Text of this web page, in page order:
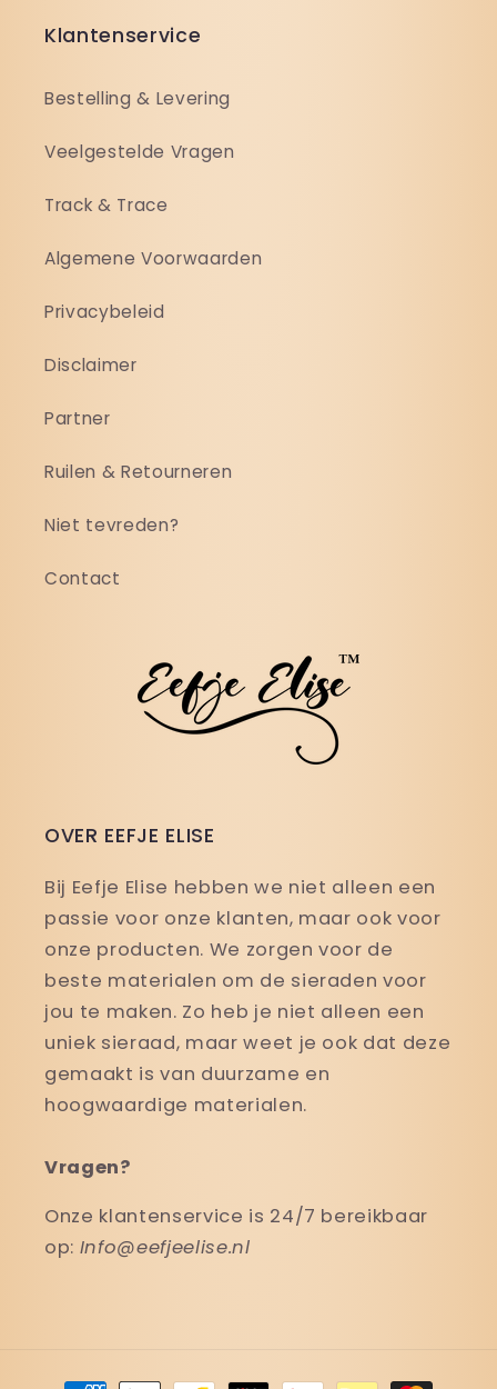
Klantenservice
Bestelling & Levering
Veelgestelde Vragen
Track & Trace
Algemene Voorwaarden
Privacybeleid
Disclaimer
Partner
Ruilen & Retourneren
Niet tevreden?
Contact
OVER EEFJE ELISE
Bij Eefje Elise hebben we niet alleen een
passie voor onze klanten, maar ook voor
onze producten. We zorgen voor de
beste materialen om de sieraden voor
jou te maken. Zo heb je niet alleen een
uniek sieraad, maar weet je ook dat deze
gemaakt is van duurzame en
hoogwaardige materialen.
Vragen?
Onze klantenservice is 24/7 bereikbaar
op: Info@eefjeelise.nl
Betaalmethoden